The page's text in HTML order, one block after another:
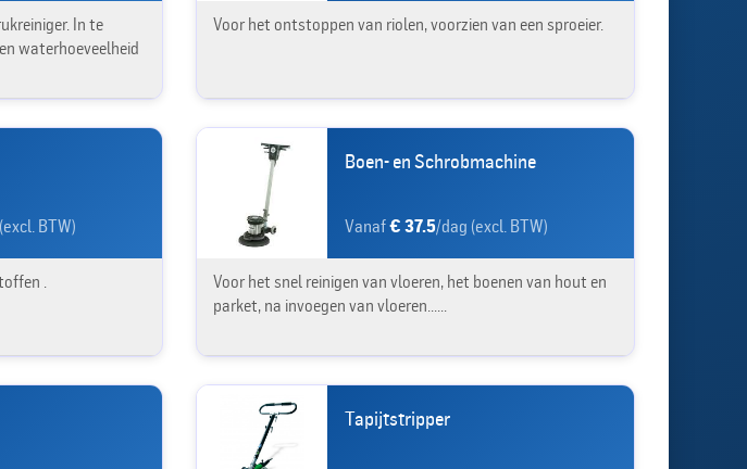
In te
waterhoeveelheid
Voor het ontstoppen van riolen, voorzien van een sproeier.
BTW)
.
Boen- en Schrobmachine
Vanaf€ 37.5/dag (excl. BTW)
Voor het snel reinigen van vloeren, het boenen van hout en
parket, na invoegen van vloeren......
Tapijtstripper